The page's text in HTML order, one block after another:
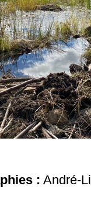
: André-